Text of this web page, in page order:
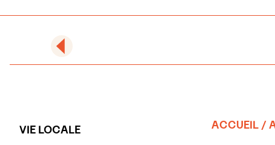
VIE LOCALE
ACCUEIL /